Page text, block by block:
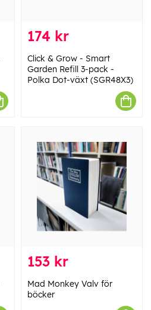
174 kr
Click & Grow - Smart
Garden Refill 3-pack -
Polka Dot-växt (SGR48X3)
153 kr
Mad Monkey Valv för
böcker